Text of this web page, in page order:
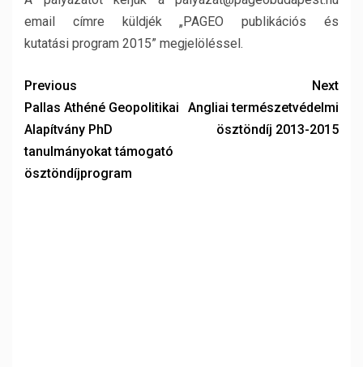
email címre küldjék „PAGEO publikációs és
kutatási program 2015” megjelöléssel.
Previous
Pallas Athéné Geopolitikai
Alapítvány PhD
tanulmányokat támogató
ösztöndíjprogram
Next
Angliai természetvédelmi
ösztöndíj 2013-2015